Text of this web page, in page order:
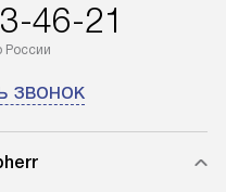
46-21
России
звонок